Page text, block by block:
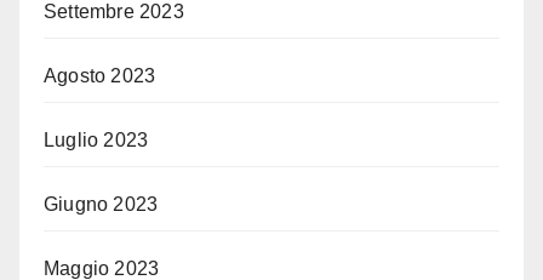
Settembre 2023
Agosto 2023
Luglio 2023
Giugno 2023
Maggio 2023